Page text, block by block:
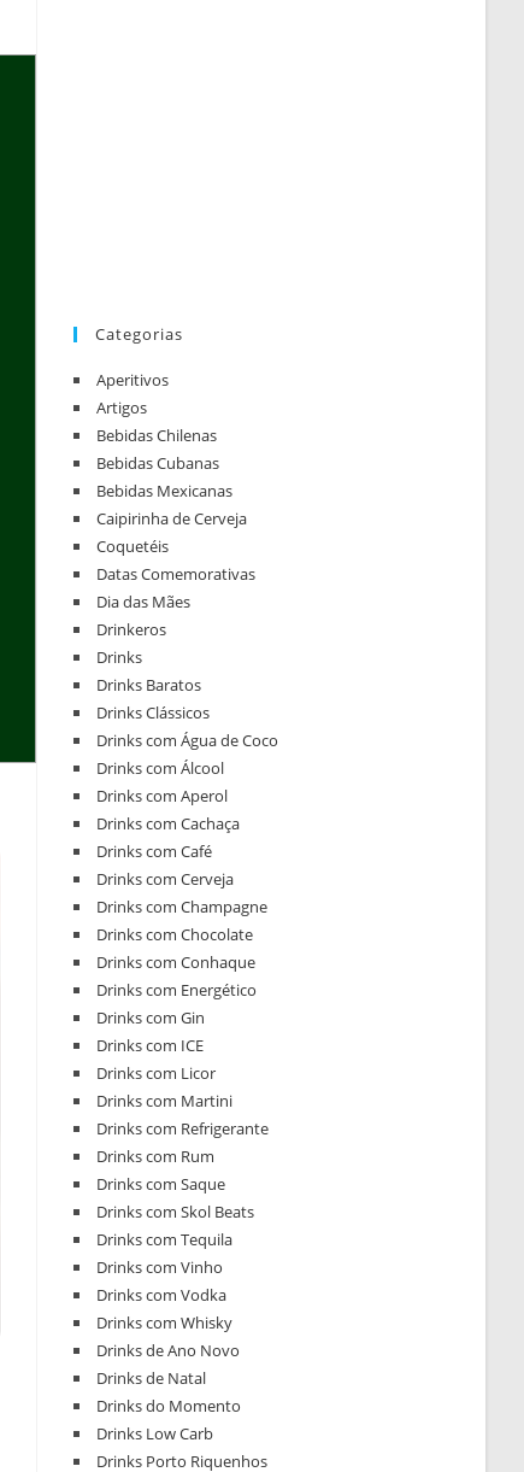
Categorias
Aperitivos
Artigos
Bebidas Chilenas
Bebidas Cubanas
Bebidas Mexicanas
Caipirinha de Cerveja
Coquetéis
Datas Comemorativas
Dia das Mães
Drinkeros
Drinks
Drinks Baratos
Drinks Clássicos
Drinks com Água de Coco
Drinks com Álcool
Drinks com Aperol
Drinks com Cachaça
Drinks com Café
Drinks com Cerveja
Drinks com Champagne
Drinks com Chocolate
Drinks com Conhaque
Drinks com Energético
Drinks com Gin
Drinks com ICE
Drinks com Licor
Drinks com Martini
Drinks com Refrigerante
Drinks com Rum
Drinks com Saque
Drinks com Skol Beats
Drinks com Tequila
Drinks com Vinho
Drinks com Vodka
Drinks com Whisky
Drinks de Ano Novo
Drinks de Natal
Drinks do Momento
Drinks Low Carb
Drinks Porto Riquenhos